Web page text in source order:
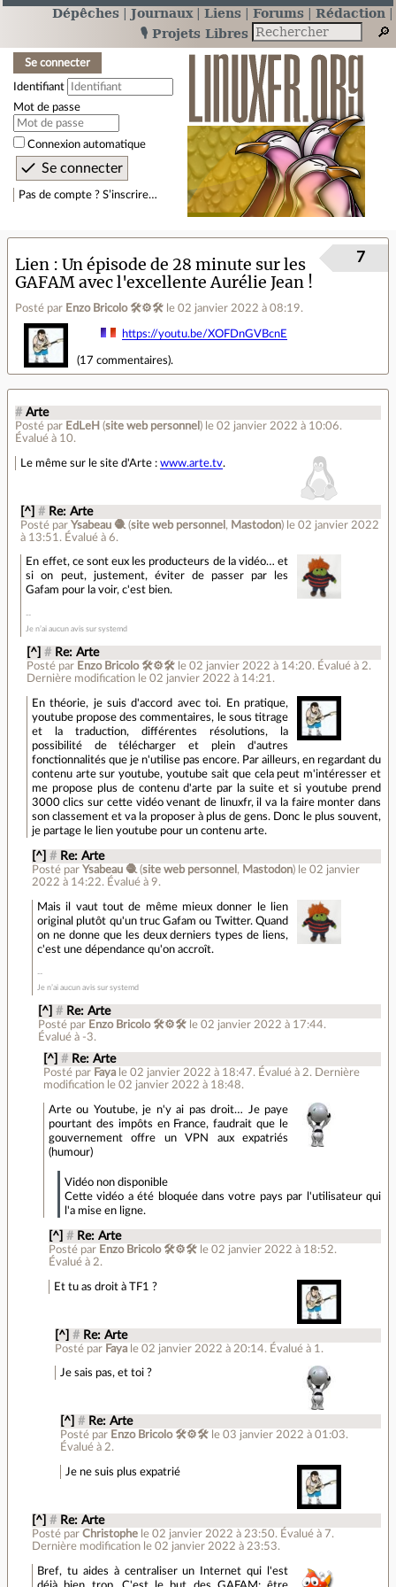
Dépêches Journaux Liens Forums
Rédaction
🎙️ Projets Libres
Se connecter
Identifiant
Mot de passe
Connexion automatique
Pas de compte ? S’inscrire…
Lien
Un épisode de 28 minute sur les
GAFAM avec l'excellente Aurélie Jean !
Posté par Enzo Bricolo 🛠⚙🛠 le 02 janvier 2022 à 08:19.
7
https://youtu.be/XOFDnGVBcnE
(17 commentaires).
# Arte
Posté par EdLeH (site web personnel ) le 02 janvier 2022 à 10:06.
Évalué à 10.
Le même sur le site d'Arte : www.arte.tv.
[^] # Re: Arte
Posté parYsabeau 🧶 (site web personnel , Mastodon) le 02 janvier 2022
à 13:51 . Évalué à6.
En effet, ce sont eux les producteurs de la vidéo… et
si on peut, justement, éviter de passer par les
Gafam pour la voir, c'est bien.
Je n’ai aucun avis sur systemd
[^] # Re: Arte
Posté par Enzo Bricolo 🛠⚙🛠 le 02 janvier 2022 à 14:20. Évalué à 2.
Dernière modification le 02 janvier 2022 à 14:21.
En théorie, je suis d'accord avec toi. En pratique,
youtube propose des commentaires, le sous titrage
et la traduction, différentes résolutions, la
possibilité de télécharger et plein d'autres
fonctionnalités que je n'utilise pas encore. Par ailleurs, en regardant du
contenu arte sur youtube, youtube sait que cela peut m'intéresser et
me propose plus de contenu d'arte par la suite et si youtube prend
3000 clics sur cette vidéo venant de linuxfr, il va la faire monter dans
son classement et va la proposer à plus de gens. Donc le plus souvent,
je partage le lien youtube pour un contenu arte.
[^] # Re: Arte
Posté parYsabeau 🧶 (site web personnel , Mastodon) le 02 janvier
2022 à 14:22. Évalué à9.
Mais il vaut tout de même mieux donner le lien
original plutôt qu'un truc Gafam ou Twitter. Quand
on ne donne que les deux derniers types de liens,
c'est une dépendance qu'on accroît.
Je n’ai aucun avis sur systemd
[^] # Re: Arte
Posté par Enzo Bricolo 🛠⚙🛠 le 02 janvier 2022 à 17:44.
Évalué à -3.
[^] # Re: Arte
Posté par Faya le 02 janvier 2022 à 18:47. Évalué à 2. Dernière
modification le 02 janvier 2022 à 18:48.
Arte ou Youtube, je n'y ai pas droit… Je paye
pourtant des impôts en France, faudrait que le
gouvernement offre un VPN aux expatriés
(humour)
Vidéo non disponible
Cette vidéo a été bloquée dans votre pays par l'utilisateur qui
l'a mise en ligne.
[^] # Re: Arte
Posté par Enzo Bricolo 🛠⚙🛠 le 02 janvier 2022 à 18:52.
Évalué à 2.
Et tu as droit à TF1 ?
[^] # Re: Arte
Posté par Faya le 02 janvier 2022 à 20:14. Évalué à 1 .
Je sais pas, et toi ?
[^] # Re: Arte
Posté par Enzo Bricolo 🛠⚙🛠 le 03 janvier 2022 à 01:03.
Évalué à 2.
Je ne suis plus expatrié
[^] # Re: Arte
Posté parChristophe le 02 janvier 2022 à 23:50. Évalué à7.
Dernière modification le 02 janvier 2022 à 23:53.
Bref, tu aides à centraliser un Internet qui l'est